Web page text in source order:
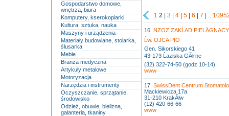
Gospodarstwo domowe,
wnętrza, biura
Komputery, kserokopiarki
Kultura, sztuka, nauka
Maszyny i urządzenia
Materiały budowlane, stolarka,
ślusarka
Meble
Branża medyczna
Artykuły metalowe
Motoryzacja
Narzędzia i instrumenty
Oczyszczanie, sprzątanie,
środowisko
Odzież, obuwie, bielizna,
galanteria, tkaniny
1 2 | 3 | 4 | 5 | 6 | 7 | ..
16. NZOZ ZAKĹAD
Ĺw. OJCA PIO
Gen. Sikorskiego 41
43-173 Ĺaziska GĂłrne
(32) 322-74-50 (godz 10-14)
www
17. SwissDent Centrum
Mackiewicza 17a
31-210 KrakĂłw
(12) 420-66-66
www